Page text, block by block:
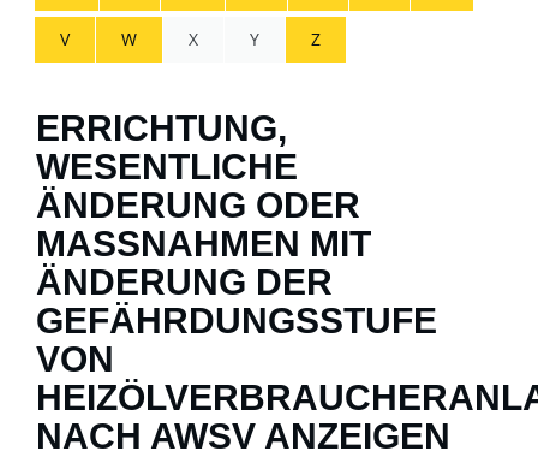
V W X Y Z
ERRICHTUNG,
WESENTLICHE
ÄNDERUNG ODER
MASSNAHMEN MIT Ä
NDERUNG DER G
EFÄHRDUNGSSTUFE V
ON H
ACH AWSV ANZEIGEN